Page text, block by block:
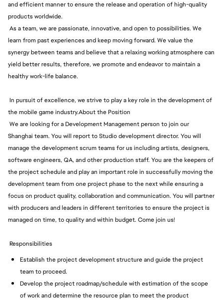
and efficient manner to ensure the release and operation of high-quality
products worldwide.
As a team, we are passionate, innovative, and open to possibilities. We
learn from past experiences and keep moving forward. We value the
synergy between teams and believe that a relaxing working atmosphere can
yield better results, therefore, we promote and endeavor to maintain a
healthy work-life balance.
In pursuit of excellence, we strive to play a key role in the development of
the mobile game industry.About the Position
We are looking for a Development Management person to join our
Shanghai team. You will report to Studio development director. You will
manage the development scrum teams for us including artists, designers,
software engineers, QA, and other production staff. You are the keepers of
the project schedule and play an important role in successfully moving the
development team from one project phase to the next while ensuring a
focus on product quality, collaboration and communication. You will partner
with producers and leaders in different territories to ensure the project is
managed on time, to quality and within budget. Come join us!
Responsibilities
Establish the project development structure and guide the project
team to proceed.
Develop the project roadmap/schedule with estimation of the scope
of work and determine the resource plan to meet the product